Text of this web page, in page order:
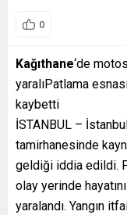
0
Kağıthane‘de
yaralıPatlama
kaybetti
İSTANBUL –
tamirhanesinde
geldiği iddia edildi.
olay yerinde
yaralandı. Yangın